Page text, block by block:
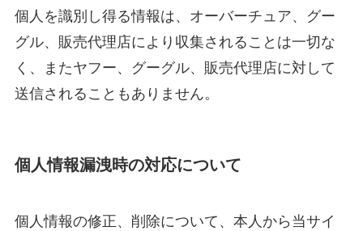
個人を識別し得る情報は、オーバーチュア、グー
グル、販売代理店により収集されることは一切な
く、またヤフー、グーグル、販売代理店に対して
送信されることもありません。
個人情報漏洩時の対応について
個人情報の修正、削除について、本人から当サイ